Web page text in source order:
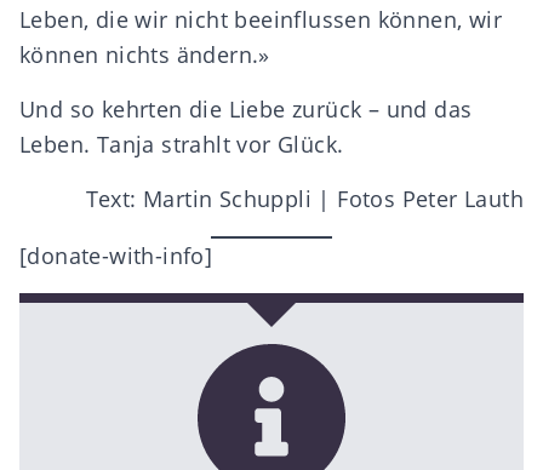
Leben, die wir nicht beeinflussen können, wir
können nichts ändern.»
Und so kehrten die Liebe zurück – und das
Leben. Tanja strahlt vor Glück.
Text: Martin Schuppli | Fotos Peter Lauth
[donate-with-info]